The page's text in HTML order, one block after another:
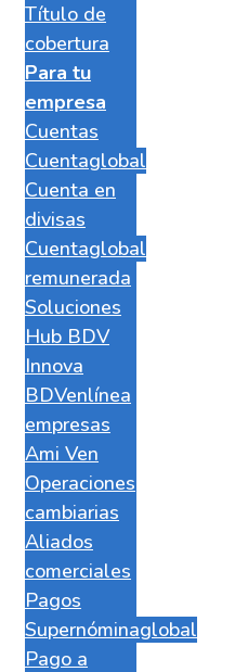
Título de
cobertura
Para tu
empresa
Cuentas
Cuentaglobal
Cuenta en
divisas
Cuentaglobal
remunerada
Soluciones
Hub BDV
Innova
BDVenlínea
empresas
Ami Ven
Operaciones
cambiarias
Aliados
comerciales
Pagos
Supernóminaglobal
Pago a